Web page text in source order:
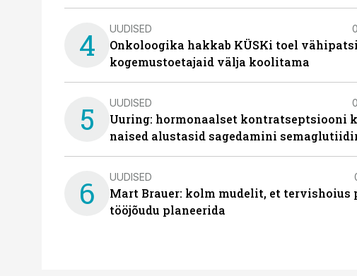
4 UUDISED
Onkoloogika hakkab KÜSKi toel
kogemustoetajaid välja koolitama
5 UUDISED
Uuring: hormonaalset kontratseptsiooni
naised alustasid sagedamini
6 UUDISED
Mart Brauer: kolm mudelit, et tervishoius
tööjõudu planeerida